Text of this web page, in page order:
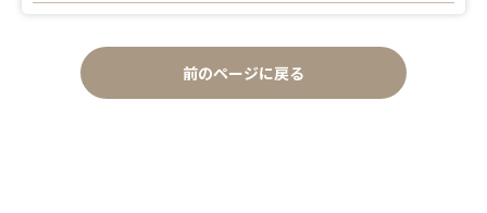
前のページに戻る